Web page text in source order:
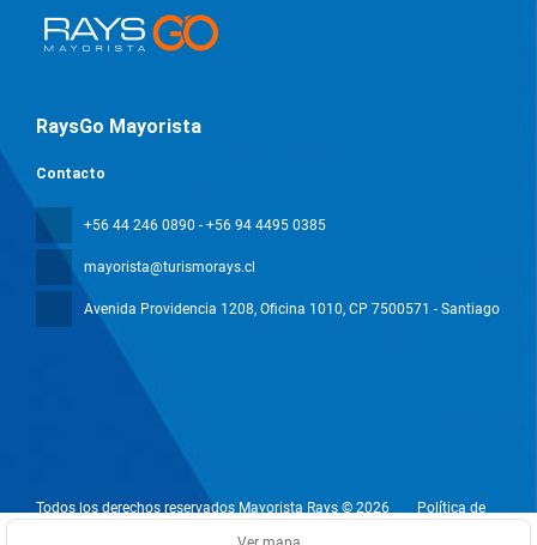
RaysGo Mayorista
Contacto
+56 44 246 0890 - +56 94 4495 0385
mayorista@turismorays.cl
Avenida Providencia 1208, Oficina 1010, CP 7500571 - Santiago
Todos los derechos reservados Mayorista Rays © 2026
Política de